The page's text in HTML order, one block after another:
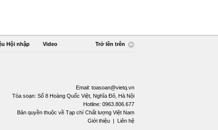
Hội nhập Video Trở lên trên
Email: toasoan@vietq.vn
Tòa soạn: Số 8 Hoàng Quốc Việt, Nghĩa Đô, Hà Nội
Hotline: 0963.806.677
Bản quyền thuộc về Tạp chí Chất lượng Việt Nam
Giới thiệu | Liên hệ